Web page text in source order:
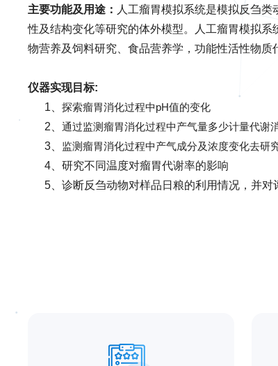
主要功能及用途： 人工瘤胃模拟系统是模拟反刍
性及结构变化等研究的体外模型。人工瘤胃模拟
物营养及饲料研究、食品营养学，功能性活性物质
仪器实现目标:
1、探索瘤胃消化过程中pH值的变化
2、通过监测瘤胃消化过程中产气量多少计量代谢
3、 监测瘤胃消化过程中产气成分及浓度变化去研
4、研究不同温度对瘤胃代谢率的影响
5、诊断反刍动物对样品日粮的利用情况，并